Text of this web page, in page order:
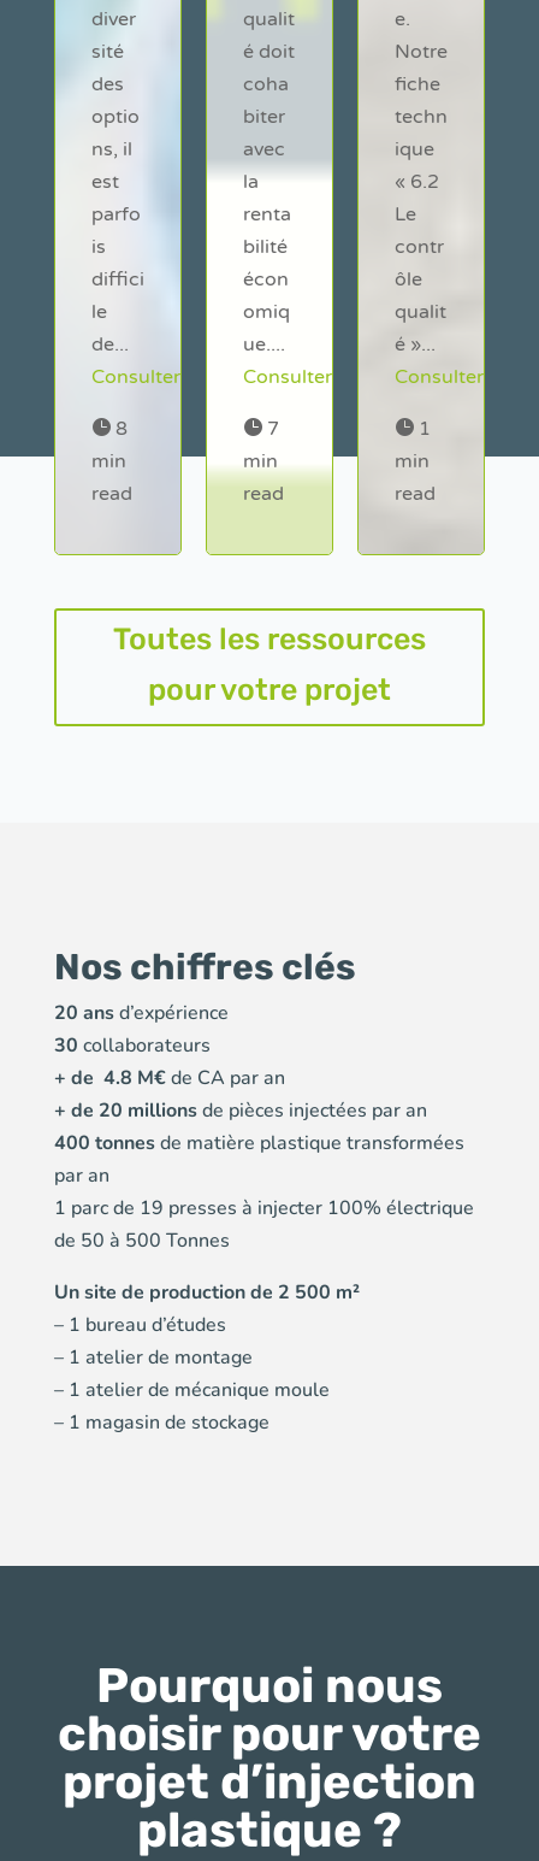
diver
sité
des
optio
ns, il
est
parfo
is
diffici
le
de...
Consulter
 8
min
read
qualit
é doit
coha
biter
avec
la
renta
bilité
écon
omiq
ue....
Consulter
 7
min
read
e.
Notre
fiche
techn
ique
« 6.2
Le
contr
ôle
qualit
é »...
Consulter
 1
min
read
Toutes les ressources
pour votre projet
Nos chiffres clés
20 ansd’expérience
30 collaborateurs
+ de 4.8 M€de CA par an
+ de 20 millionsde pièces injectées par an
400 tonnesde matière plastique transformées
par an
1 parc de 19 presses à injecter 100% électrique
de 50 à 500 Tonnes
Un site de production de 2 500 m²
– 1 bureau d’études
– 1 atelier de montage
– 1 atelier de mécanique moule
– 1 magasin de stockage
Pourquoi nous
choisir pour votre
projet d’injection
plastique ?